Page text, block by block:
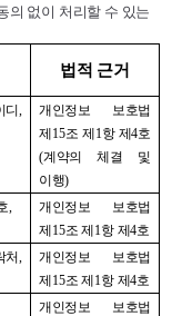
의 없이 처리할 수 있는
법적 근거
디,
개인정보 보호법
제 15조 제 1항 제4호
(계약의 체결 및
이행)
,
개인정보 보호법
제 15조 제 1항 제4호
처,
개인정보 보호법
제 15조 제 1항 제4호
개인정보 보호법